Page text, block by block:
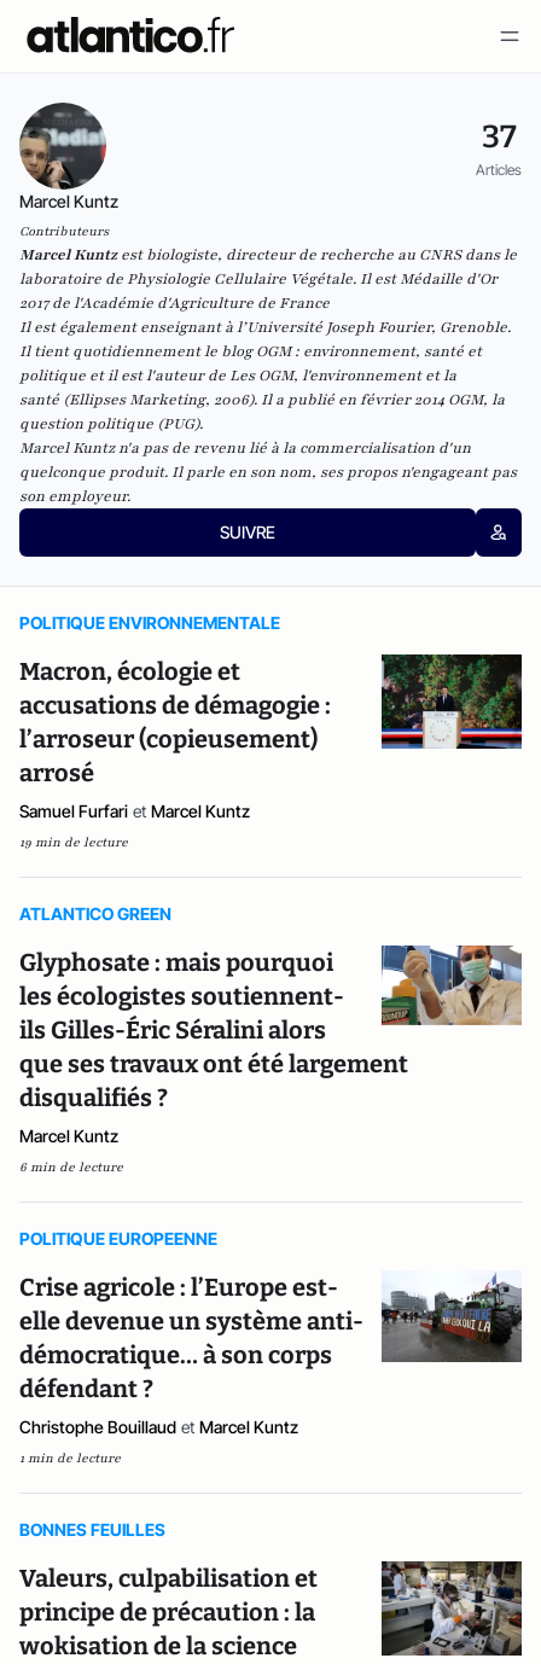
37
Articles
Marcel Kuntz
Contributeurs
Marcel Kuntzest biologiste, directeur de recherche au CNRS dans le
laboratoire de Physiologie Cellulaire Végétale. Il est Médaille d'Or
2017 de l'Académie d'Agriculture de France
Il est également enseignant à l’Université Joseph Fourier, Grenoble.
Il tient quotidiennement le blogOGM : environnement, santé et
politique et il est l'auteur deLes OGM, l'environnement et la
santé (Ellipses Marketing, 2006). Il a publié en février 2014 OGM, la
question politique (PUG).
Marcel Kuntz n'a pas de revenu lié à la commercialisation d'un
quelconque produit. Il parle en son nom, ses propos n'engageant pas
son employeur.
SUIVRE
POLITIQUE ENVIRONNEMENTALE
Macron, écologie et
accusations de démagogie :
l’arroseur (copieusement)
arrosé
Samuel Furfari et Marcel Kuntz
19 min de lecture
ATLANTICO GREEN
Glyphosate : mais pourquoi
les écologistes soutiennent-
ils Gilles-Éric Séralini alors
que ses travaux ont été largement
disqualifiés ?
Marcel Kuntz
6 min de lecture
POLITIQUE EUROPEENNE
Crise agricole : l’Europe est-
elle devenue un système anti-
démocratique… à son corps
défendant ?
Christophe Bouillaud et Marcel Kuntz
1 min de lecture
BONNES FEUILLES
Valeurs, culpabilisation et
principe de précaution : la
wokisation de la science